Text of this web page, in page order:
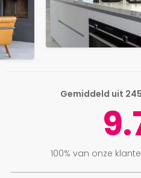
Gemiddeld uit
100% van onze